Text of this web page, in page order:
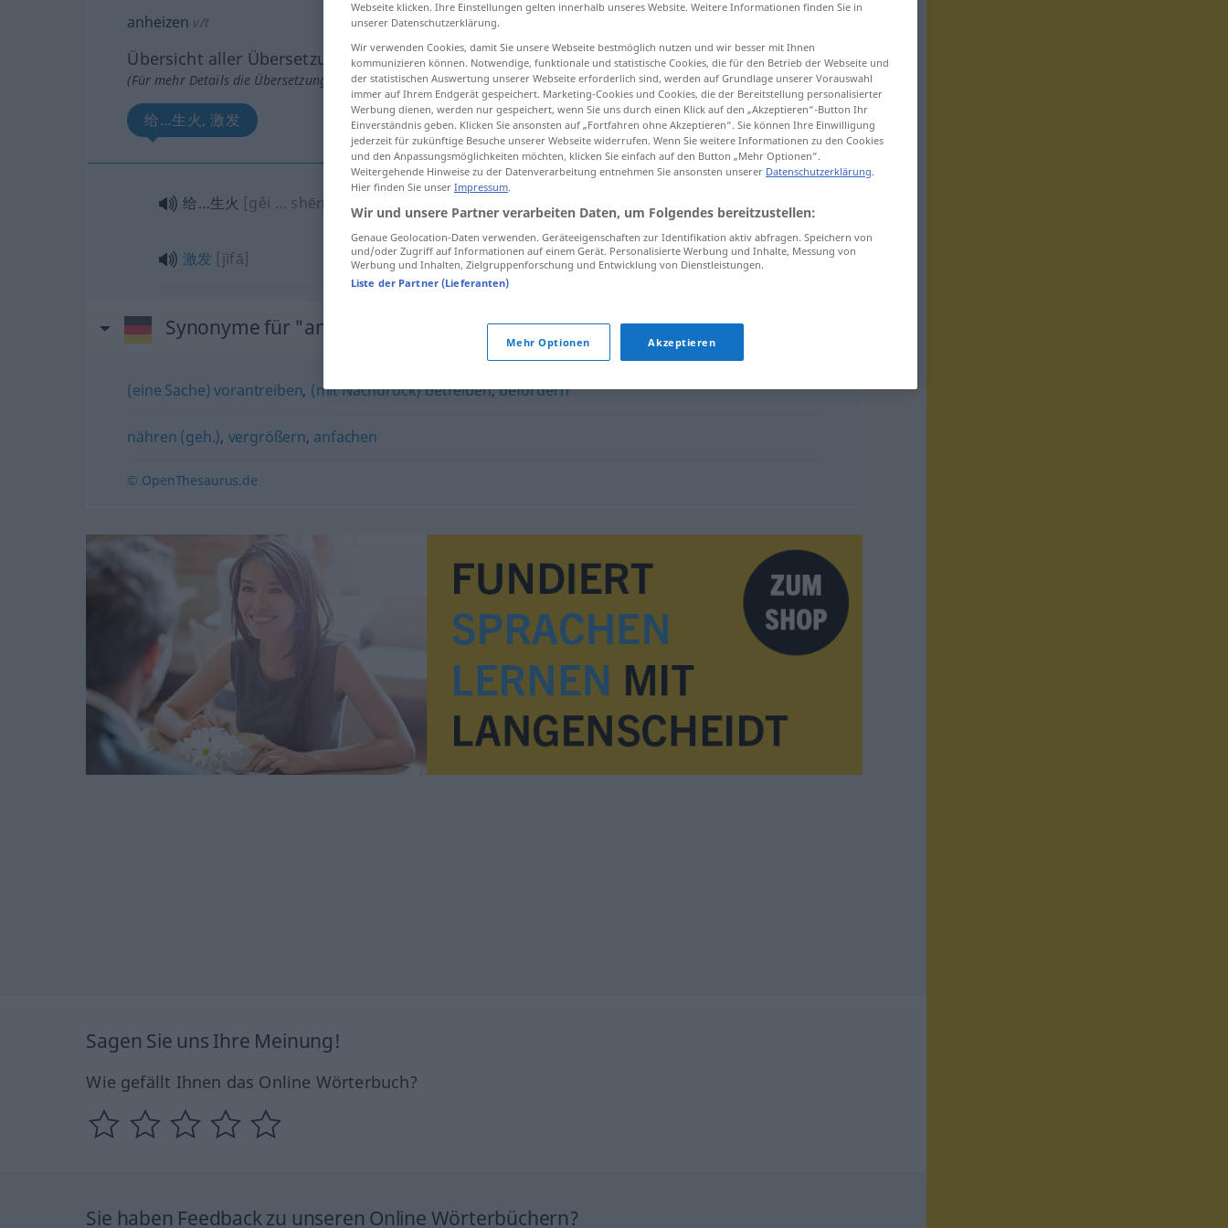
anheizen v/t
Übersicht aller Übersetzungen
(Für mehr Details die Übersetzung anklicken/antippen)
给…生火, 激发
给…生火 [gěi … shēnghuǒ] anheizen
激发 [jīfā] anheizenStimmung UMG FIG
Synonyme für "anheizen"
(eine Sache) vorantreiben, (mit Nachdruck) betreiben,befördern
nähren (geh.), vergrößern, anfachen
© OpenThesaurus.de
Sagen Sie uns Ihre Meinung!
Wie gefällt Ihnen das Online Wörterbuch?
Sie haben Feedback zu unseren Online Wörterbüchern?
Webseite klicken. Ihre Einstellungen gelten innerhalb unseres Website. Weitere Informationen finden Sie in
unserer Datenschutzerklärung.
Wir verwenden Cookies, damit Sie unsere Webseite bestmöglich nutzen und wir besser mit Ihnen
kommunizieren können. Notwendige, funktionale und statistische Cookies, die für den Betrieb der Webseite und
der statistischen Auswertung unserer Webseite erforderlich sind, werden auf Grundlage unserer Vorauswahl
immer auf Ihrem Endgerät gespeichert. Marketing-Cookies und Cookies, die der Bereitstellung personalisierter
Werbung dienen, werden nur gespeichert, wenn Sie uns durch einen Klick auf den „Akzeptieren“-Button Ihr
Einverständnis geben. Klicken Sie ansonsten auf „Fortfahren ohne Akzeptieren“. Sie können Ihre Einwilligung
jederzeit für zukünftige Besuche unserer Webseite widerrufen. Wenn Sie weitere Informationen zu den Cookies
und den Anpassungsmöglichkeiten möchten, klicken Sie einfach auf den Button „Mehr Optionen“.
Weitergehende Hinweise zu der Datenverarbeitung entnehmen Sie ansonsten unserer Datenschutzerklärung.
Hier finden Sie unser Impressum.
Wir und unsere Partner verarbeiten Daten, um Folgendes bereitzustellen:
Genaue Geolocation-Daten verwenden. Geräteeigenschaften zur Identifikation aktiv abfragen. Speichern von
und/oder Zugriff auf Informationen auf einem Gerät. Personalisierte Werbung und Inhalte, Messung von
Werbung und Inhalten, Zielgruppenforschung und Entwicklung von Dienstleistungen.
Liste der Partner (Lieferanten)
Mehr Optionen Akzeptieren